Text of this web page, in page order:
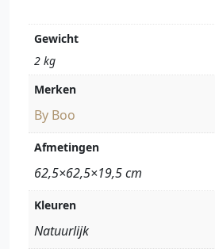
Gewicht
2 kg
Merken
By Boo
Afmetingen
62,5×62,5×19,5 cm
Kleuren
Natuurlijk